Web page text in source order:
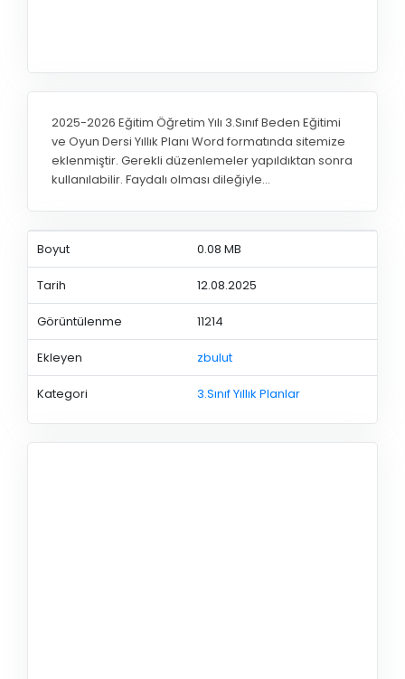
2025-2026 Eğitim Öğretim Yılı 3.Sınıf Beden Eğitimi
ve Oyun Dersi Yıllık Planı Word formatında sitemize
eklenmiştir. Gerekli düzenlemeler yapıldıktan sonra
kullanılabilir. Faydalı olması dileğiyle…
Boyut 0.08 MB
Tarih 12.08.2025
Görüntülenme 11214
Ekleyen zbulut
Kategori 3.Sınıf Yıllık Planlar